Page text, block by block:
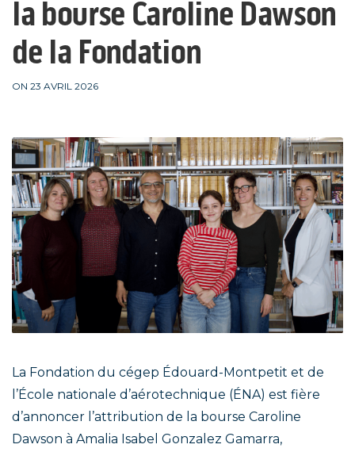
la bourse Caroline Dawson
de la Fondation
ON 23 AVRIL 2026
La Fondation du cégep Édouard-Montpetit et de
l’École nationale d’aérotechnique (ÉNA) est fière
d’annoncer l’attribution de la bourse Caroline
Dawson à Amalia Isabel Gonzalez Gamarra,